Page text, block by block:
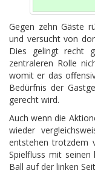
Gegen zehn Gäste
und versucht von
Dies gelingt recht
zentraleren Rolle
womit er das
Bedürfnis der
gerecht wird.
Auch wenn die
wieder
entstehen trotzdem
Spielfluss mit
Ball auf der linken